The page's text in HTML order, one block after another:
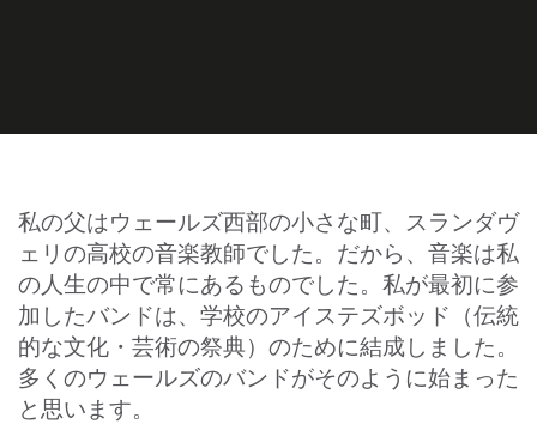
私の父はウェールズ西部の小さな町、スランダヴ
ェリの高校の音楽教師でした。だから、音楽は私
の人生の中で常にあるものでした。私が最初に参
加したバンドは、学校のアイステズボッド（伝統
的な文化・芸術の祭典）のために結成しました。
多くのウェールズのバンドがそのように始まった
と思います。